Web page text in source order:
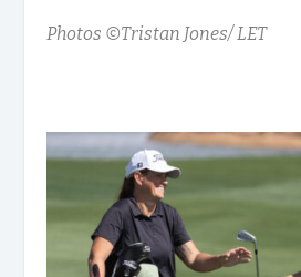
Photos ©Tristan Jones/ LET